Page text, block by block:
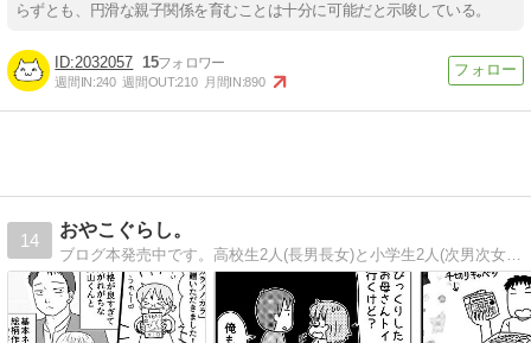
らずとも、円滑な親子関係を育むことは十分に可能だと示唆している。
2032057 15
週間IN:240 週間OUT:210 月間IN:890
14
おやこぐらし。
ブログ本発売中です。高校生2人(長男長女)と小学生2人(次男次女)の4人の子どもを育てながら絵やマンガの仕事をしています。ほぼ毎日更新中。